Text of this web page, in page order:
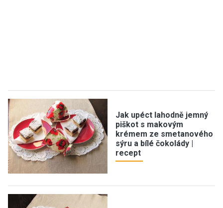
Jak upéct lahodně jemný
piškot s makovým
krémem ze smetanového
sýru a bílé čokolády |
recept